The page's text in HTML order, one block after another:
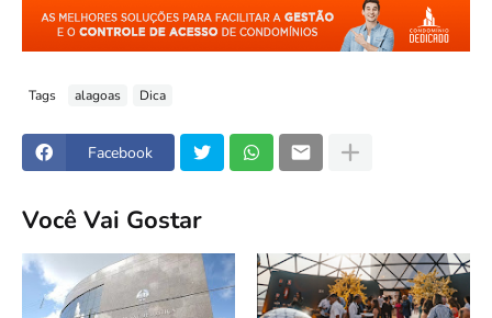
Tags alagoas Dica
Facebook
Você Vai Gostar